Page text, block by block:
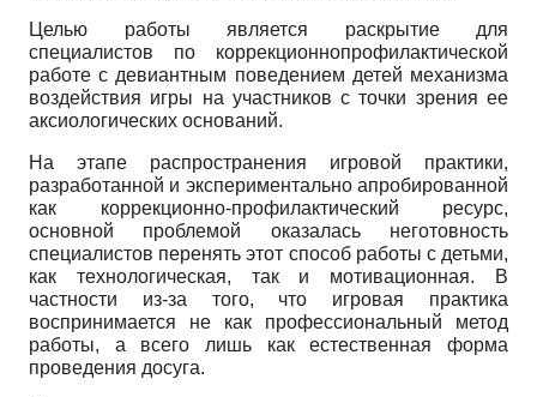
Целью работы является раскрытие для
специалистов по коррекционно­профилактической
работе с девиантным поведением детей механизма
воздействия игры на участников с точки зрения ее
аксиологических оснований.
На этапе распространения игровой практики,
разработанной и экспериментально апробированной
как коррекционно-профилактический ресурс,
основной проблемой оказалась неготовность
специалистов перенять этот способ работы с детьми,
как технологическая, так и мотивационная. В
частности из-за того, что игровая практика
воспринимается не как профессиональный метод
работы, а всего лишь как естественная форма
проведения досуга.